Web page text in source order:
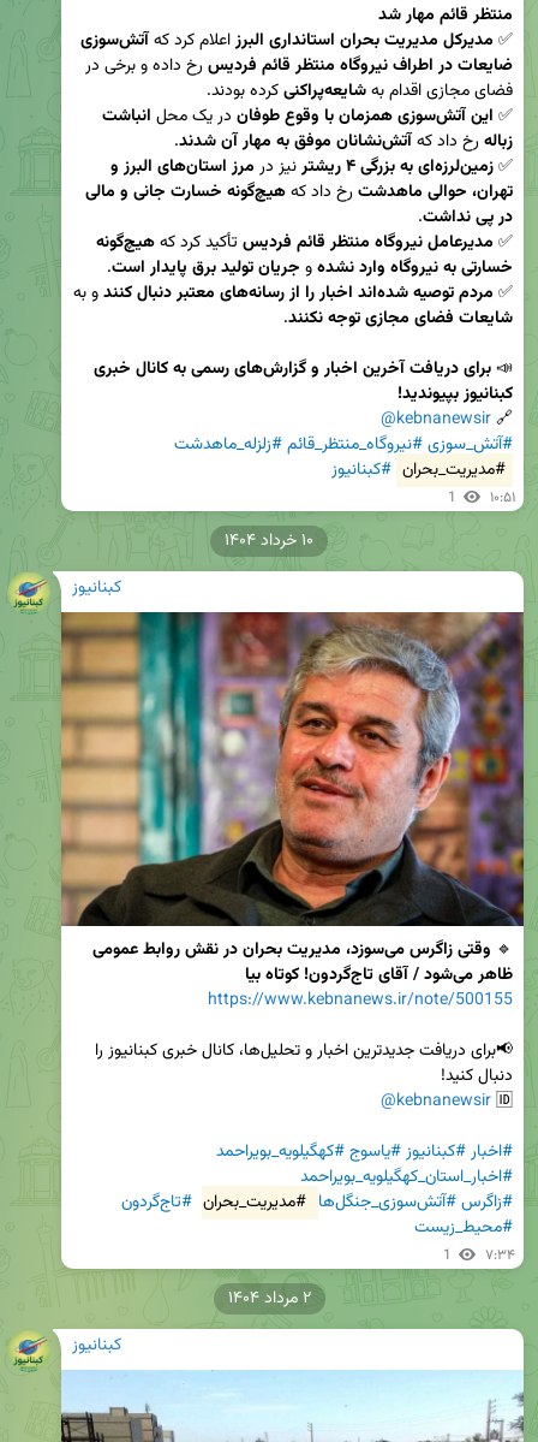
منتظر قائم مهار شد
✅ مدیرکل مدیریت بحران استانداری البرز اعلام کرد که
ضایعات در اطراف نیروگاه منتظر قائم فردیس
فضای مجازی اقدام به شایعه‌پراکنی
✅ این آتش‌سوزی همزمان با وقوع طوفان در یک محل
زباله رخ داد که آتش‌نشانان موفق به مهار آن شدند
✅ زمین‌لرزه‌ای به بزرگی ۴ ریشتر نیز در
تهران، حوالی ماهدشت رخ داد که
در پی نداشت
✅ مدیرعامل نیروگاه منتظر قائم فردیس تأکید کرد که
خسارتی به نیروگاه وارد نشده و جریان تولید برق پایدار است
✅ مردم توصیه شده‌اند اخبار را از رسانه‌های معتبر دنبال کنند
و به
شایعات فضای مجازی توجه نکنند
📣
کبنانیوز بپیوندید!
🔗
@kebnanewsir
#آتش_سوزی#نیروگاه_منتظر_قائم#زلزله_ماهدشت
#مدیریت_بحران #کبنانیوز
1 ۱۰:۵۱
کبنانیوز
🔹
ظاهر می‌شود / آقای تاج‌گردون! کوتاه بیا
https://www.kebnanews.ir/note/500155
🆔
@kebnanewsir
#اخبار#کبنانیوز#یاسوج#کهگیلویه_بویراحمد
#اخبار_استان_کهگیلویه_بویراحمد
#زاگرس#آتش‌سوزی_جنگل‌ها #مدیریت_بحران #تاج‌گردون
#محیط_زیست
1 ۷:۳۴
۱۰ خرداد ۱۴۰۴
کبنانیوز
۲ مرداد ۱۴۰۴